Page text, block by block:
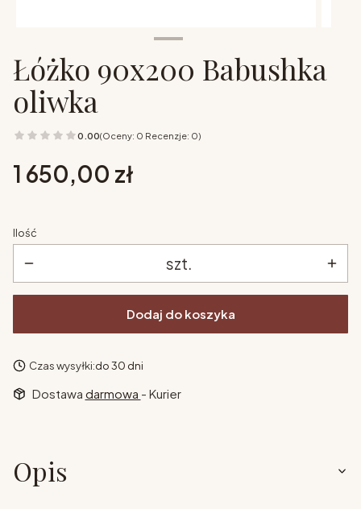
Łóżko 90x200 Babushka
oliwka
0.00(Oceny: 0 Recenzje: 0)
Cena
1 650,00 zł
Ilość
szt.
Dodaj do koszyka
Czas wysyłki:do 30 dni
Dostawa darmowa - Kurier
Opis